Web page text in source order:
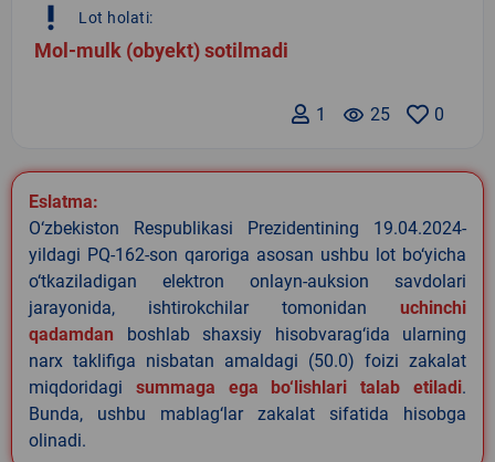
priority_high Lot holati:
Mol-mulk (obyekt) sotilmadi
0
remove_red_eye 25
1
Eslatma:
O‘zbekiston Respublikasi Prezidentining 19.04.2024-
yildagi PQ-162-son qaroriga asosan ushbu lot bo‘yicha
o‘tkaziladigan elektron onlayn-auksion savdolari
jarayonida, ishtirokchilar tomonidan uchinchi
qadamdan boshlab shaxsiy hisobvarag‘ida ularning
narx taklifiga nisbatan amaldagi (50.0) foizi zakalat
miqdoridagi summaga ega bo‘lishlari talab etiladi.
Bunda, ushbu mablag‘lar zakalat sifatida hisobga
olinadi.